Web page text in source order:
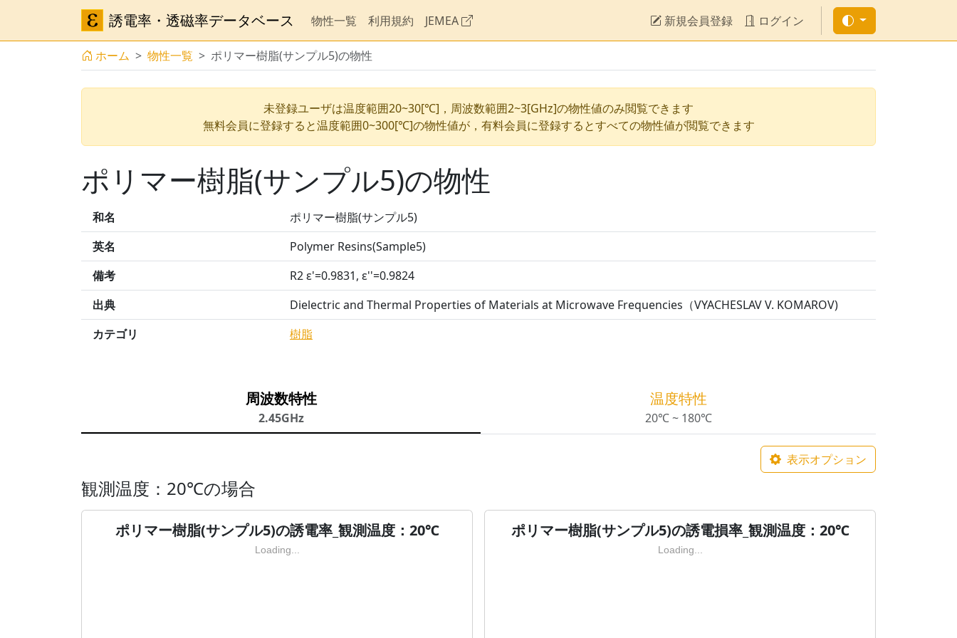
誘電率・透磁率データベース 物性一覧 利用規約 JEMEA 新規会員登録 ログイン
ホーム 物性一覧 ポリマー樹脂(サンプル5)の物性
未登録ユーザは温度範囲20~30[℃]，周波数範囲2~3[GHz]の物性値のみ閲覧できます
無料会員に登録すると温度範囲0~300[℃]の物性値が，有料会員に登録するとすべての物性値が閲覧できます
ポリマー樹脂(サンプル5)の物性
和名
ポリマー樹脂(サンプル5)
英名
Polymer Resins(Sample5)
備考
R2 ε'=0.9831, ε''=0.9824
出典
Dielectric and Thermal Properties of Materials at Microwave Frequencies（VYACHESLAV V. KOMAROV)
カテゴリ
樹脂
周波数特性
2.45GHz
温度特性
20℃ ~ 180℃
表示オプション
観測温度：20℃の場合
ポリマー樹脂(サンプル5)の誘電率_観測温度：20℃
Loading...
ポリマー樹脂(サンプル5)の誘電損率_観測温度：20℃
Loading...